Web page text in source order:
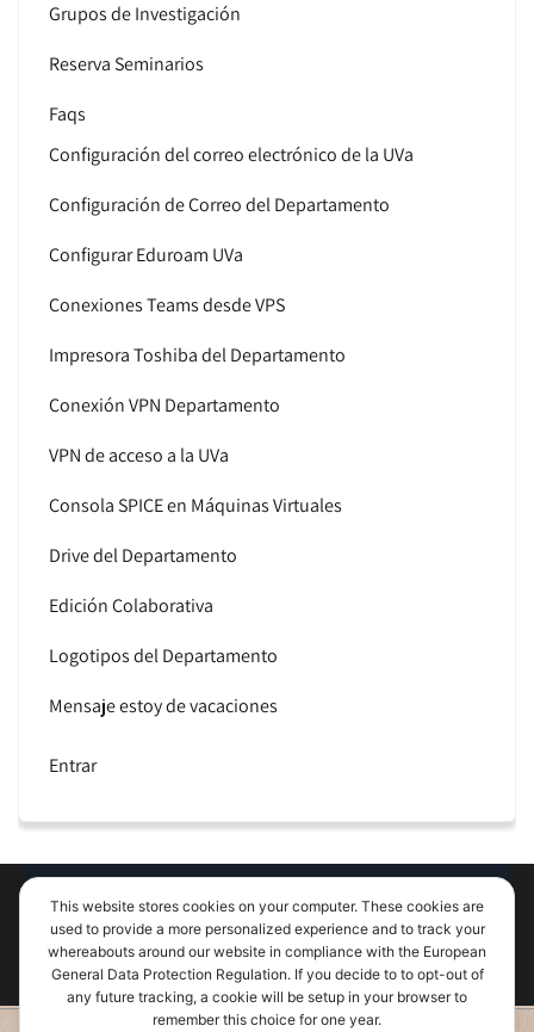
Grupos de Investigación
Reserva Seminarios
Faqs
Configuración del correo electrónico de la UVa
Configuración de Correo del Departamento
Configurar Eduroam UVa
Conexiones Teams desde VPS
Impresora Toshiba del Departamento
Conexión VPN Departamento
VPN de acceso a la UVa
Consola SPICE en Máquinas Virtuales
Drive del Departamento
Edición Colaborativa
Logotipos del Departamento
Mensaje estoy de vacaciones
Entrar
Departamento de Informática UVa. Theme ByMovers
Packers
This website stores cookies on your computer. These cookies are
used to provide a more personalized experience and to track your
whereabouts around our website in compliance with the European
General Data Protection Regulation. If you decide to to opt-out of
any future tracking, a cookie will be setup in your browser to
remember this choice for one year.